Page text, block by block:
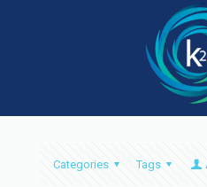
Categories Tags